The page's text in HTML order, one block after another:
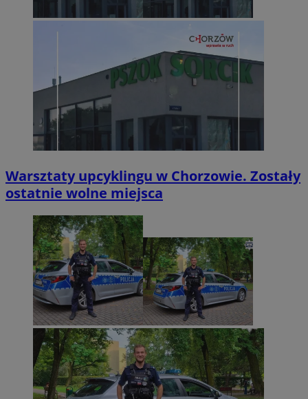
Warsztaty upcyklingu w Chorzowie. Zostały
ostatnie wolne miejsca